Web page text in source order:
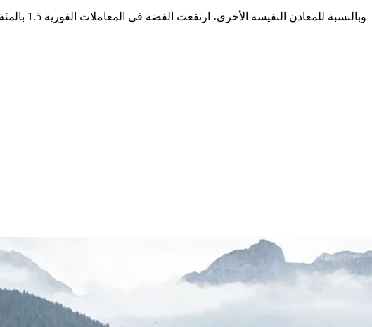
وبالنسبة للمعادن النفيسة الأخرى، ارتفعت الفضة في المعاملات الفورية 1.5 بالمئة إلى 77.84 دولار للأونصة، وزاد البلاتين